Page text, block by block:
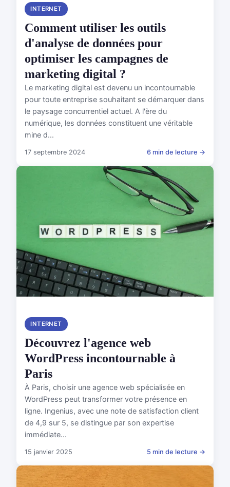
INTERNET
Comment utiliser les outils
d'analyse de données pour
optimiser les campagnes de
marketing digital ?
Le marketing digital est devenu un incontournable
pour toute entreprise souhaitant se démarquer dans
le paysage concurrentiel actuel. A l'ère du
numérique, les données constituent une véritable
mine d...
17 septembre 2024 6 min de lecture →
INTERNET
Découvrez l'agence web
WordPress incontournable à
Paris
À Paris, choisir une agence web spécialisée en
WordPress peut transformer votre présence en
ligne. Ingenius, avec une note de satisfaction client
de 4,9 sur 5, se distingue par son expertise
immédiate...
15 janvier 2025 5 min de lecture →